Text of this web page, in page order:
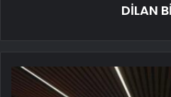
DİLAN